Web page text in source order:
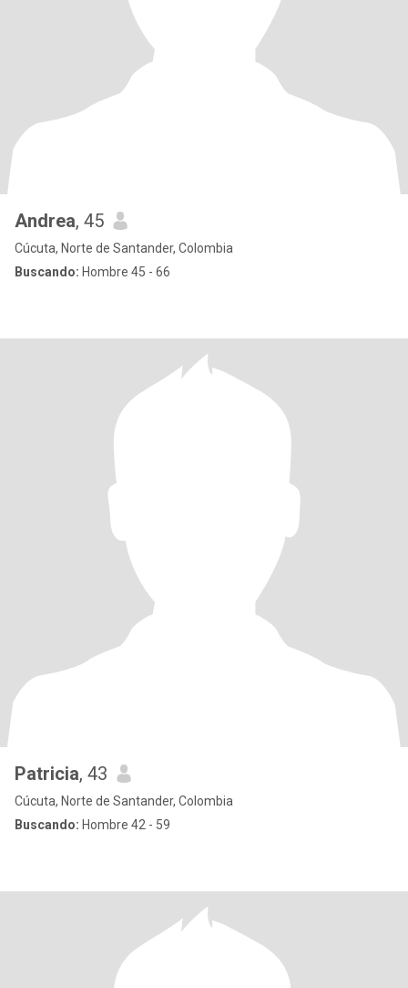
Andrea, 45
Cúcuta, Norte de Santander, Colombia
Buscando: Hombre 45 - 66
Patricia, 43
Cúcuta, Norte de Santander, Colombia
Buscando: Hombre 42 - 59